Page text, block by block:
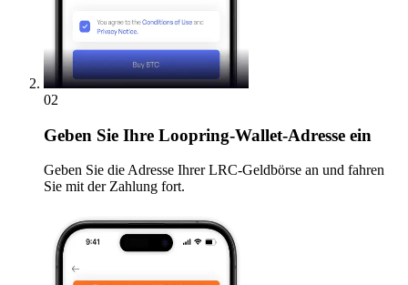
02
Geben Sie Ihre Loopring-Wallet-Adresse ein
Geben Sie die Adresse Ihrer LRC-Geldbörse an und fahren
Sie mit der Zahlung fort.